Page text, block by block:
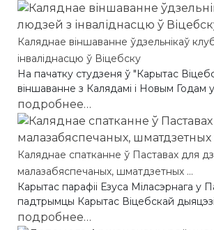
Каляднае віншаванне ўдзельнікаў
інваліднасцю ў Віцебску
На пачатку студзеня ў "Карытас
віншаванне з Калядамі і Новым Годам
подробнее…
Каляднае спатканне ў Паставах для
малазабяспечаных, шматдзетных ...
Карытас парафii Езуса Мiласэрнага у
падтрымцы Карытас Віцебскай
подробнее…